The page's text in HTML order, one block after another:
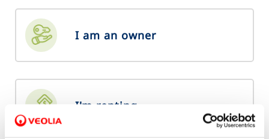
I am an owner
I'm renting